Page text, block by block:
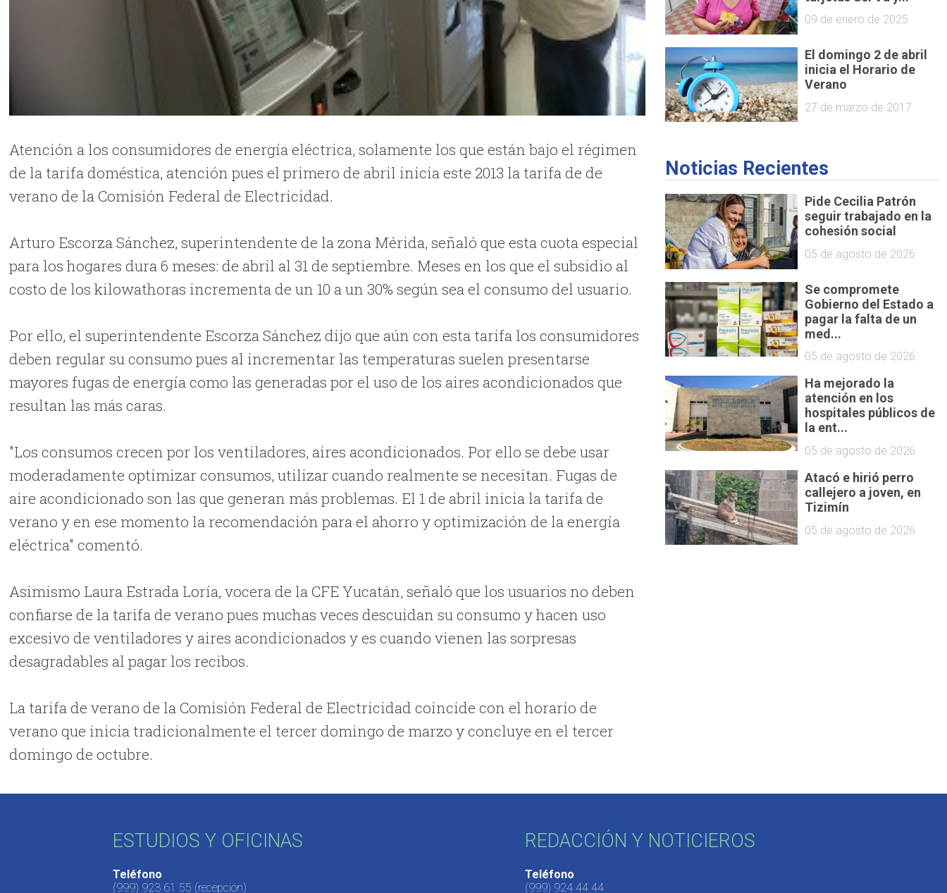
Atención a los consumidores de energía eléctrica, solamente los que están bajo el régimen
de la tarifa doméstica, atención pues el primero de abril inicia este 2013 la tarifa de de
verano de la Comisión Federal de Electricidad.
Arturo Escorza Sánchez, superintendente de la zona Mérida, señaló que esta cuota especial
para los hogares dura 6 meses: de abril al 31 de septiembre. Meses en los que el subsidio al
costo de los kilowathoras incrementa de un 10 a un 30% según sea el consumo del usuario.
Por ello, el superintendente Escorza Sánchez dijo que aún con esta tarifa los consumidores
deben regular su consumo pues al incrementar las temperaturas suelen presentarse
mayores fugas de energía como las generadas por el uso de los aires acondicionados que
resultan las más caras.
"Los consumos crecen por los ventiladores, aires acondicionados. Por ello se debe usar
moderadamente optimizar consumos, utilizar cuando realmente se necesitan. Fugas de
aire acondicionado son las que generan más problemas. El 1 de abril inicia la tarifa de
verano y en ese momento la recomendación para el ahorro y optimización de la energía
eléctrica" comentó.
Asimismo Laura Estrada Loría, vocera de la CFE Yucatán, señaló que los usuarios no deben
confiarse de la tarifa de verano pues muchas veces descuidan su consumo y hacen uso
excesivo de ventiladores y aires acondicionados y es cuando vienen las sorpresas
desagradables al pagar los recibos.
La tarifa de verano de la Comisión Federal de Electricidad coincide con el horario de
verano que inicia tradicionalmente el tercer domingo de marzo y concluye en el tercer
domingo de octubre.
09 de enero de 2025
El domingo 2 de abril
inicia el Horario de
Verano
27 de marzo de 2017
Noticias Recientes
Pide Cecilia Patrón
seguir trabajado en la
cohesión social
05 de agosto de 2026
Se compromete
Gobierno del Estado a
pagar la falta de un
med...
05 de agosto de 2026
Ha mejorado la
atención en los
hospitales públicos de
la ent...
05 de agosto de 2026
Atacó e hirió perro
callejero a joven, en
Tizimín
05 de agosto de 2026
ESTUDIOS Y OFICINAS
Teléfono
(999) 923 61 55 (recepción)
REDACCIÓN Y NOTICIEROS
Teléfono
(999) 924 44 44